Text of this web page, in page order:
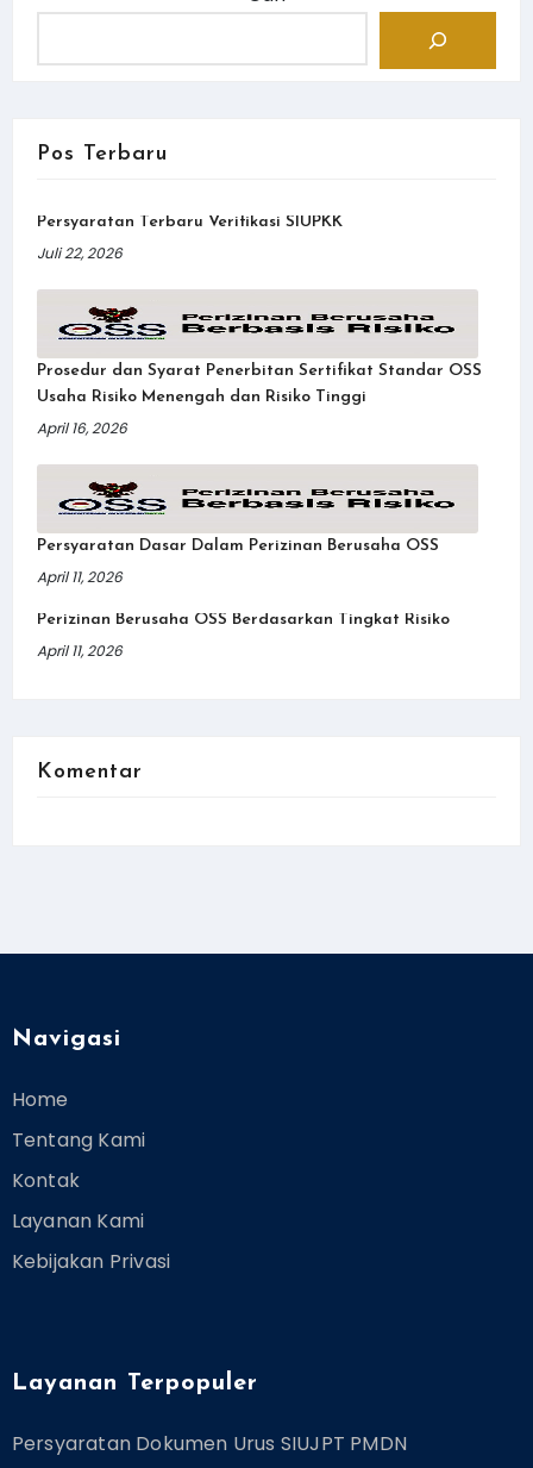
Pos Terbaru
Persyaratan Terbaru Verifikasi SIUPKK
Juli 22, 2026
Prosedur dan Syarat Penerbitan Sertifikat Standar OSS
Usaha Risiko Menengah dan Risiko Tinggi
April 16, 2026
Persyaratan Dasar Dalam Perizinan Berusaha OSS
April 11, 2026
Perizinan Berusaha OSS Berdasarkan Tingkat Risiko
April 11, 2026
Komentar
Navigasi
Home
Tentang Kami
Kontak
Layanan Kami
Kebijakan Privasi
Layanan Terpopuler
Persyaratan Dokumen Urus SIUJPT PMDN